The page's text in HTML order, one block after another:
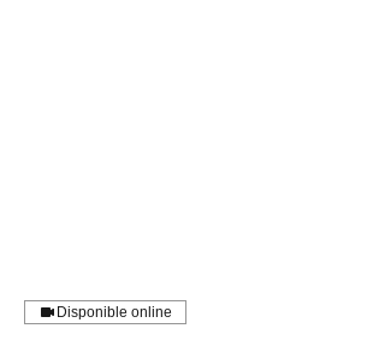
Disponible online